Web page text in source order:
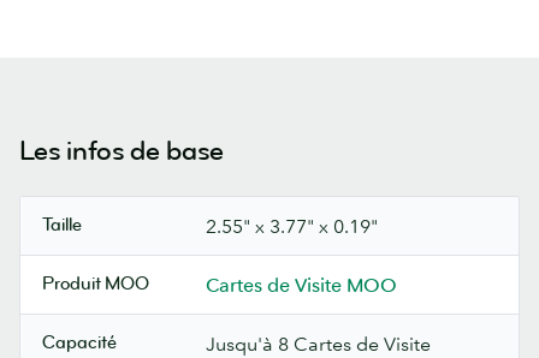
Les infos de base
Taille 2.55" x 3.77" x 0.19"
Produit MOO Cartes de Visite MOO
Capacité
Jusqu'à 8 Cartes de Visite